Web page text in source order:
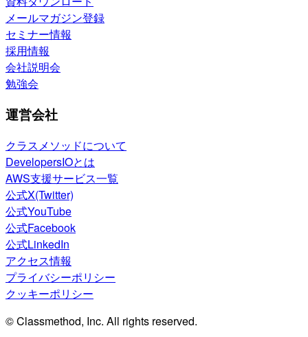
メールマガジン登録
セミナー情報
採用情報
会社説明会
勉強会
運営会社
クラスメソッドについて
DevelopersIOとは
AWS支援サービス一覧
公式X(Twitter)
公式YouTube
公式Facebook
公式LinkedIn
アクセス情報
プライバシーポリシー
クッキーポリシー
© Classmethod, Inc. All rights reserved.